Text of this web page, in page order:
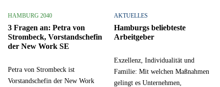
HAMBURG 2040
3 Fragen an: Petra von
Strombeck, Vorstandschefin
der New Work SE
Petra von Strombeck ist
Vorstandschefin der New Work
AKTUELLES
Hamburgs beliebteste
Arbeitgeber
Exzellenz, Individualität und
Familie: Mit welchen Maßnahmen
gelingt es Unternehmen,